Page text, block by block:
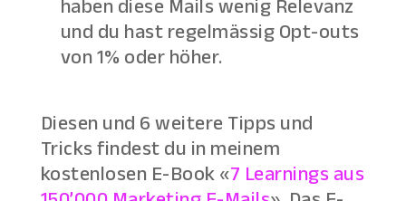
und du hast regelmässig Opt-outs
von 1% oder höher.
Diesen und 6 weitere Tipps und
Tricks findest du in meinem
kostenlosen E-Book «7 Learnings aus